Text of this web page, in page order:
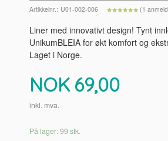
Artikkelnr.: U01-002-006 (1
Liner med innovativt design! Tynt
UnikumBLEIA for økt komfort og
Laget i Norge.
Pris
NOK 69,00
inkl. mva.
På lager: 99 stk.